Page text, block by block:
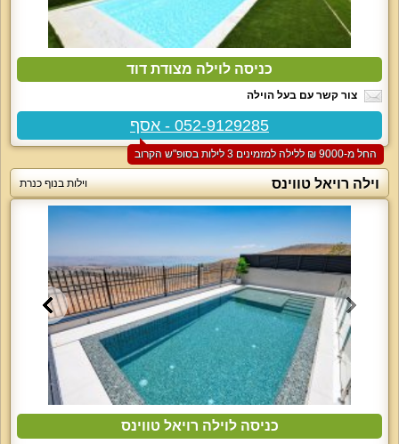
כניסה לוילה מצודת דוד
צור קשר עם בעל הוילה
052-9129285 - אסף
החל מ-‏9000 ₪ ללילה למזמינים 3 לילות בסופ"ש הקרוב
וילה רויאל טווינס וילות בנוף כנרת
כניסה לוילה רויאל טווינס